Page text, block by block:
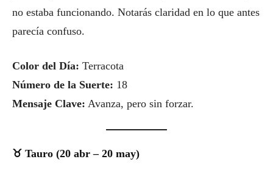
no estaba funcionando. Notarás claridad en lo que antes
parecía confuso.
Color del Día: Terracota
Número de la Suerte: 18
Mensaje Clave: Avanza, pero sin forzar.
♉ Tauro (20 abr – 20 may)